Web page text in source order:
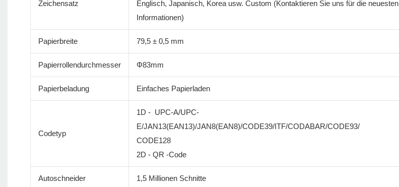
Zeichensatz
Englisch, Japanisch, Korea usw. Custom (Kontaktieren Sie uns für die neuesten
Informationen)
Papierbreite 79,5 ± 0,5 mm
Papierrollendurchmesser Φ83mm
Papierbeladung Einfaches Papierladen
Codetyp
1D - UPC-A/UPC-
E/JAN13(EAN13)/JAN8(EAN8)/CODE39/ITF/CODABAR/CODE93/
CODE128
2D - QR -Code
Autoschneider 1,5 Millionen Schnitte